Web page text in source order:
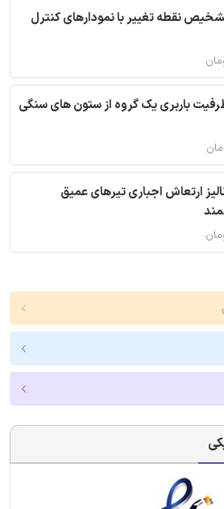
نقطه تغییر با نمودارهای کنترل
باربری یک گروه از ستون های سنگی
ارتعاش اجباری تیرهای عمیق